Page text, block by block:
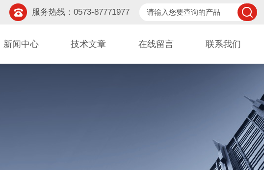
服务热线：0573-87771977
新闻中心 技术文章 在线留言 联系我们